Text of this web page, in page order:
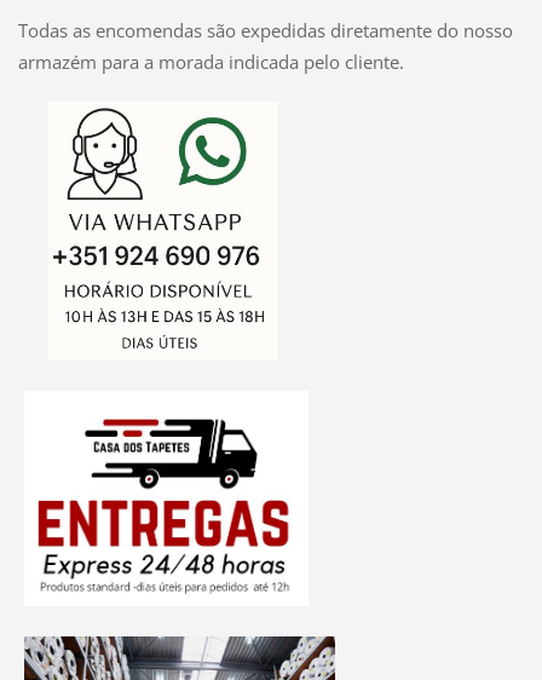
Todas as encomendas são expedidas diretamente do nosso
armazém para a morada indicada pelo cliente.